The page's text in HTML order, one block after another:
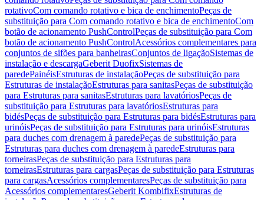
rotativoCom comando rotativo e bica de enchimentoPeças de
substituição para Com comando rotativo e bica de enchimentoCom
botão de acionamento PushControlPeças de substituição para Com
botão de acionamento PushControlAcessórios complementares para
conjuntos de sifões para banheirasConjuntos de ligaçãoSistemas de
instalação e descargaGeberit DuofixSistemas de
paredePainéisEstruturas de instalaçãoPeças de substituição para
Estruturas de instalaçãoEstruturas para sanitasPeças de substituição
para Estruturas para sanitasEstruturas para lavatóriosPeças de
substituição para Estruturas para lavatóriosEstruturas para
bidésPeças de substituição para Estruturas para bidésEstruturas para
urinóisPeças de substituição para Estruturas para urinóisEstruturas
para duches com drenagem à paredePeças de substituição para
Estruturas para duches com drenagem à paredeEstruturas para
torneirasPeças de substituição para Estruturas para
torneirasEstruturas para cargasPeças de substituição para Estruturas
para cargasAcessórios complementaresPeças de substituição para
Acessórios complementaresGeberit KombifixEstruturas de